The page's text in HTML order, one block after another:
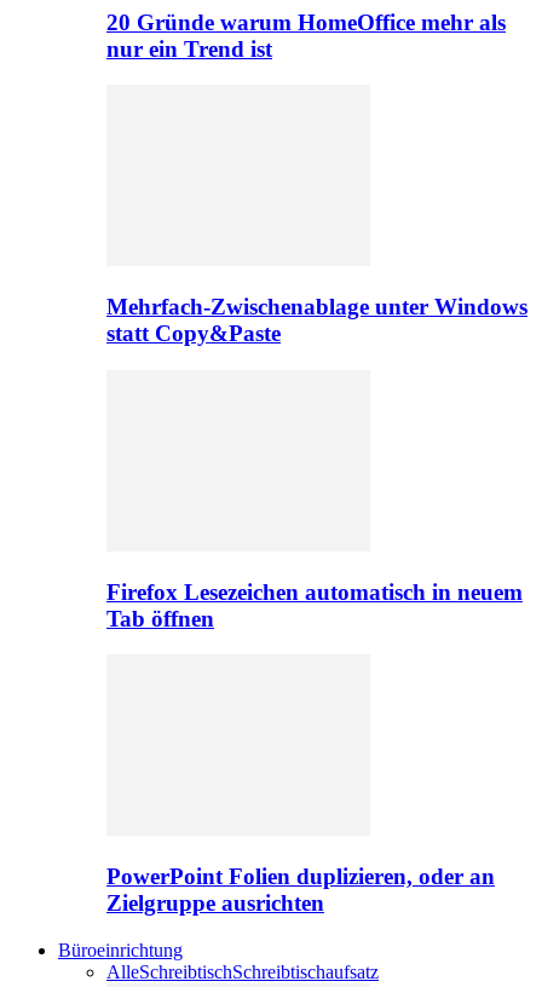
20 Gründe warum HomeOffice mehr als
nur ein Trend ist
Mehrfach-Zwischenablage unter Windows
statt Copy&Paste
Firefox Lesezeichen automatisch in neuem
Tab öffnen
PowerPoint Folien duplizieren, oder an
Zielgruppe ausrichten
Büroeinrichtung
AlleSchreibtischSchreibtischaufsatz